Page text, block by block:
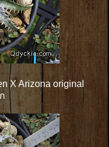
X Arizona original